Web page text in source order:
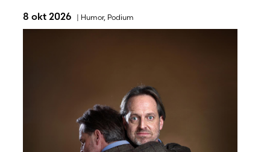
8 okt 2026 | Humor, Podium